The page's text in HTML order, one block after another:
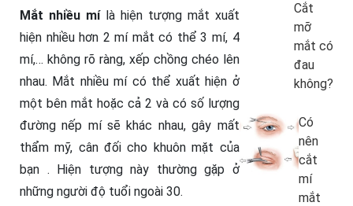
Mắt nhiều mílà hiện tượng mắt xuất
hiện nhiều hơn 2 mí mắt có thể 3 mí, 4
mí,… không rõ ràng, xếp chồng chéo lên
nhau. Mắt nhiều mí có thể xuất hiện ở
một bên mắt hoặc cả 2 và có số lượng
đường nếp mí sẽ khác nhau, gây mất
thẩm mỹ, cân đối cho khuôn mặt của
bạn . Hiện tượng này thường gặp ở
những người độ tuổi ngoài 30.
Cắt
mỡ
mắt có
đau
không?
Có
nên
cắt
mí
mắt